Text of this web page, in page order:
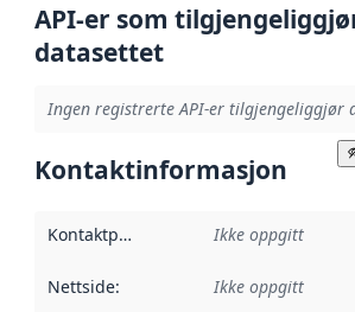
API-er som
datasettet
Ingen registrerte API-er tilgjengeliggjør
Kontaktinformasjon
Kontaktpunkt Ikke oppgitt
Nettside: Ikke oppgitt